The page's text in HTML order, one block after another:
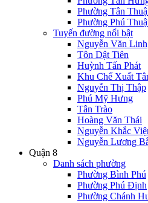
Phường Tân
Phường Phú
Tuyến đường nổi bật
Nguyễn Văn Linh
Tôn Dật Tiên
Huỳnh Tấn Phát
Khu Chế Xuất
Nguyễn Thị Thập
Phú Mỹ Hưng
Tân Trào
Hoàng Văn Thái
Nguyễn Khắc
Nguyễn Lương
Quận 8
Danh sách phường
Phường Bình Phú
Phường Phú Định
Phường Chánh